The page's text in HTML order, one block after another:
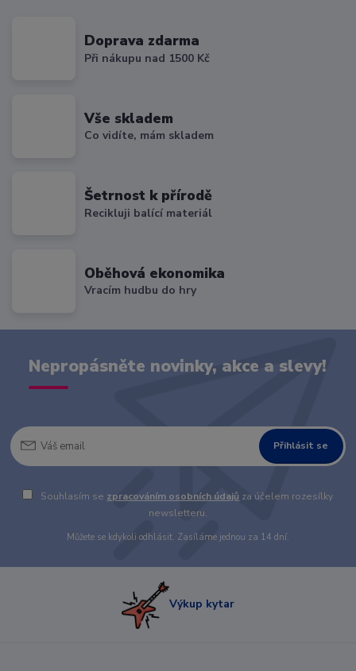
Doprava zdarma
Při nákupu nad 1500 Kč
Vše skladem
Co vidíte, mám skladem
Šetrnost k přírodě
Recikluji balící materiál
Oběhová ekonomika
Vracím hudbu do hry
Nepropásněte novinky, akce a slevy!
Přihlásit se
Souhlasím se zpracováním osobních údajů za účelem rozesílky
newsletteru.
Můžete se kdykoli odhlásit. Zasíláme jednou za 14 dní.
Výkup kytar